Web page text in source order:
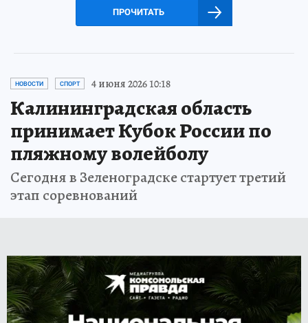
ПРОЧИТАТЬ
НОВОСТИ СПОРТ 4 июня 2026 10:18
Калининградская область
принимает Кубок России по
пляжному волейболу
Сегодня в Зеленоградске стартует третий
этап соревнований